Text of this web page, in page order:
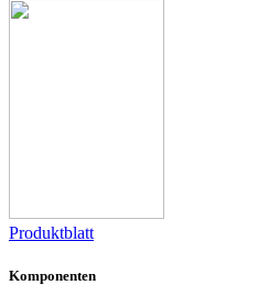
Produktblatt
Komponenten